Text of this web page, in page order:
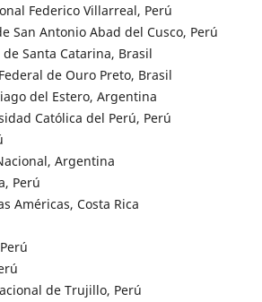
Federico Villarreal, Perú
San Antonio Abad del Cusco, Perú
Santa Catarina, Brasil
de Ouro Preto, Brasil
del Estero, Argentina
Católica del Perú, Perú
Argentina
Perú
Américas, Costa Rica
de Trujillo, Perú